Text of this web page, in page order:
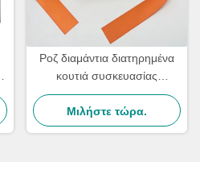
Ροζ διαμάντια διατηρημένα
κουτιά συσκευασίας
λουλουδιών τριαντάφυλλων
κουτί μπουκέτο χειροποίητο
Μιλήστε τώρα.